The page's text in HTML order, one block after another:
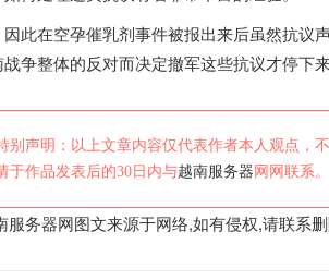
因此在空孕催乳剂事件被报出来后虽然抗议
战争整体的反对而决定撤军这些抗议才停下来
别声明：以上文章内容仅代表作者本人观点，
于作品发表后的30日内与越南服务器 网网联系。
服务器网图文来源于网络,如有侵权,请联系